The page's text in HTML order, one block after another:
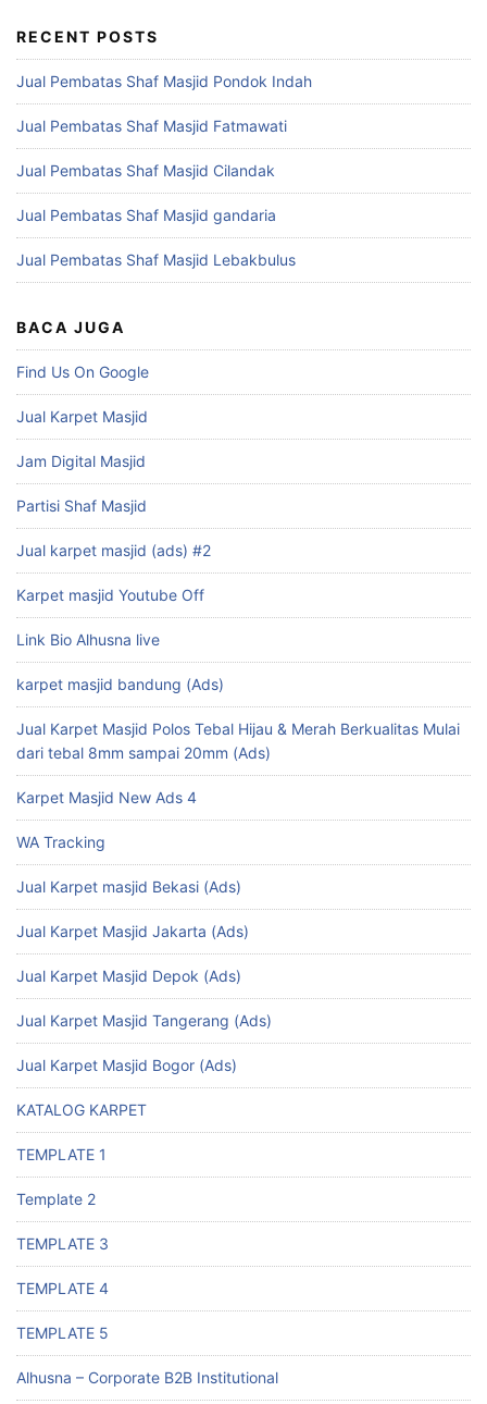
RECENT POSTS
Jual Pembatas Shaf Masjid Pondok Indah
Jual Pembatas Shaf Masjid Fatmawati
Jual Pembatas Shaf Masjid Cilandak
Jual Pembatas Shaf Masjid gandaria
Jual Pembatas Shaf Masjid Lebakbulus
BACA JUGA
Find Us On Google
Jual Karpet Masjid
Jam Digital Masjid
Partisi Shaf Masjid
Jual karpet masjid (ads) #2
Karpet masjid Youtube Off
Link Bio Alhusna live
karpet masjid bandung (Ads)
Jual Karpet Masjid Polos Tebal Hijau & Merah Berkualitas Mulai
dari tebal 8mm sampai 20mm (Ads)
Karpet Masjid New Ads 4
WA Tracking
Jual Karpet masjid Bekasi (Ads)
Jual Karpet Masjid Jakarta (Ads)
Jual Karpet Masjid Depok (Ads)
Jual Karpet Masjid Tangerang (Ads)
Jual Karpet Masjid Bogor (Ads)
KATALOG KARPET
TEMPLATE 1
Template 2
TEMPLATE 3
TEMPLATE 4
TEMPLATE 5
Alhusna – Corporate B2B Institutional